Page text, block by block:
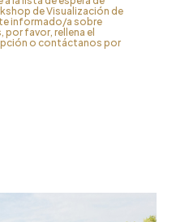
de Visualización de
informado/a sobre
favor, rellena el
o contáctanos por